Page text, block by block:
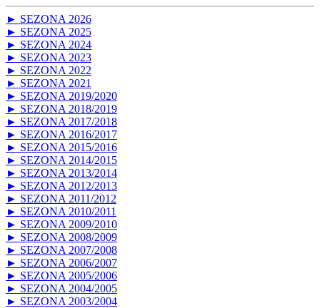
► SEZONA 2026
► SEZONA 2025
► SEZONA 2024
► SEZONA 2023
► SEZONA 2022
► SEZONA 2021
► SEZONA 2019/2020
► SEZONA 2018/2019
► SEZONA 2017/2018
► SEZONA 2016/2017
► SEZONA 2015/2016
► SEZONA 2014/2015
► SEZONA 2013/2014
► SEZONA 2012/2013
► SEZONA 2011/2012
► SEZONA 2010/2011
► SEZONA 2009/2010
► SEZONA 2008/2009
► SEZONA 2007/2008
► SEZONA 2006/2007
► SEZONA 2005/2006
► SEZONA 2004/2005
► SEZONA 2003/2004